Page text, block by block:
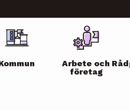
Arbete och
företag